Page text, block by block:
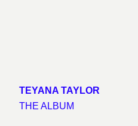
TEYANA TAYLOR
THE ALBUM